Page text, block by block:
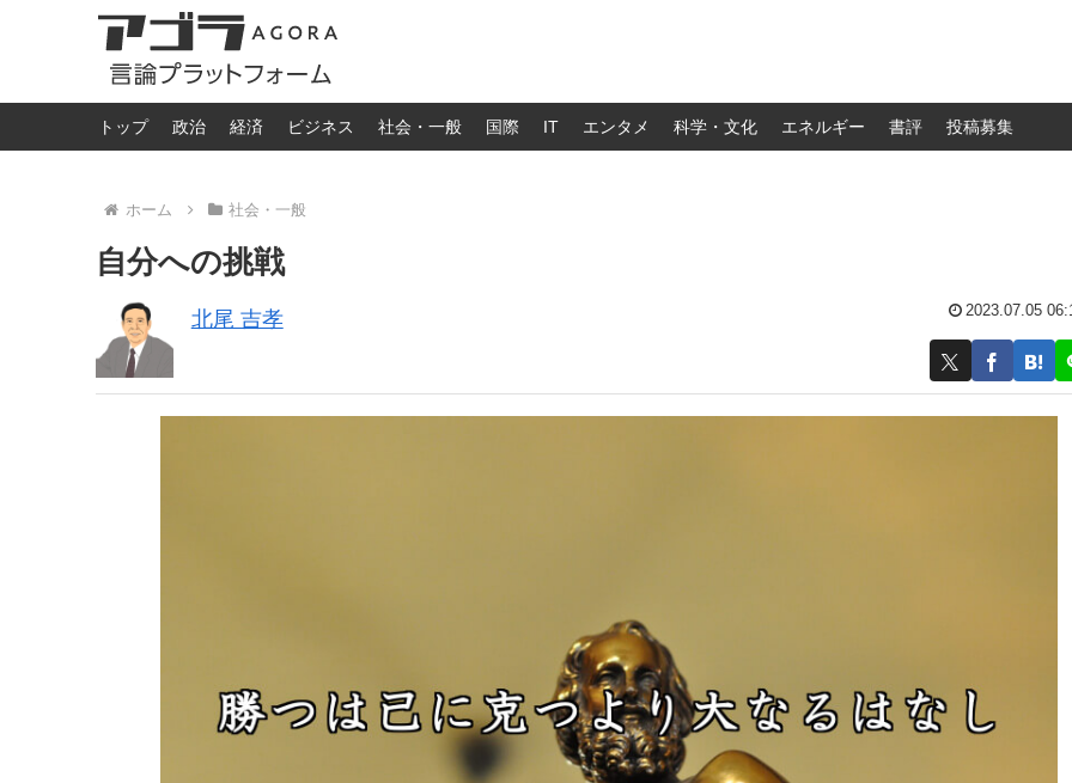
トップ 政治 経済 ビジネス 社会・一般 国際 IT エンタメ 科学・文化 エネルギー 書評 投稿募集
ホーム 社会・一般
自分への挑戦
北尾 吉孝 2023.07.05